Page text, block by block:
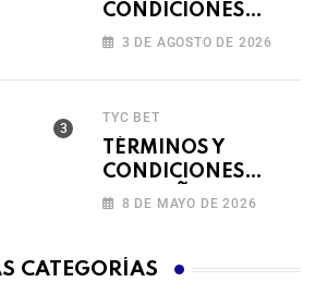
CONDICIONES
FERIADO DE
BET593
3 DE AGOSTO DE 2026
TYC BET
TÉRMINOS Y
CONDICIONES
CAMPAÑA
8 DE MAYO DE 2026
CATEGORÍAS